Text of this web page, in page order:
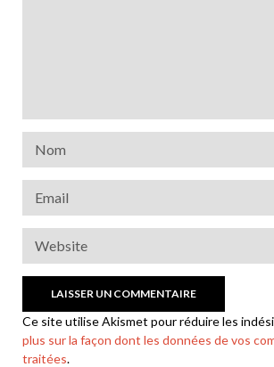
Ce site utilise Akismet pour réduire les
plus sur la façon dont les données de vos
traitées.